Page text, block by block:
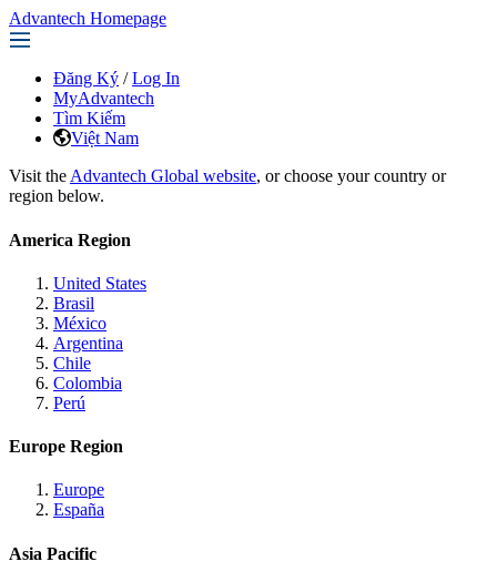
Advantech Homepage
Đăng Ký / Log In
MyAdvantech
Tìm Kiếm
Việt Nam
Visit the Advantech Global website, or choose your country or
region below.
America Region
United States
Brasil
México
Argentina
Chile
Colombia
Perú
Europe Region
Europe
España
Asia Pacific